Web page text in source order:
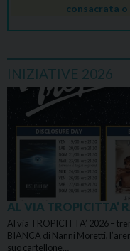
consacrata
INIZIATIVE 2026
AL VIA TROPICITTA’
Al via TROPICITTA’ 2026 –
BIANCA di Nanni Moretti,
suo cartellone…